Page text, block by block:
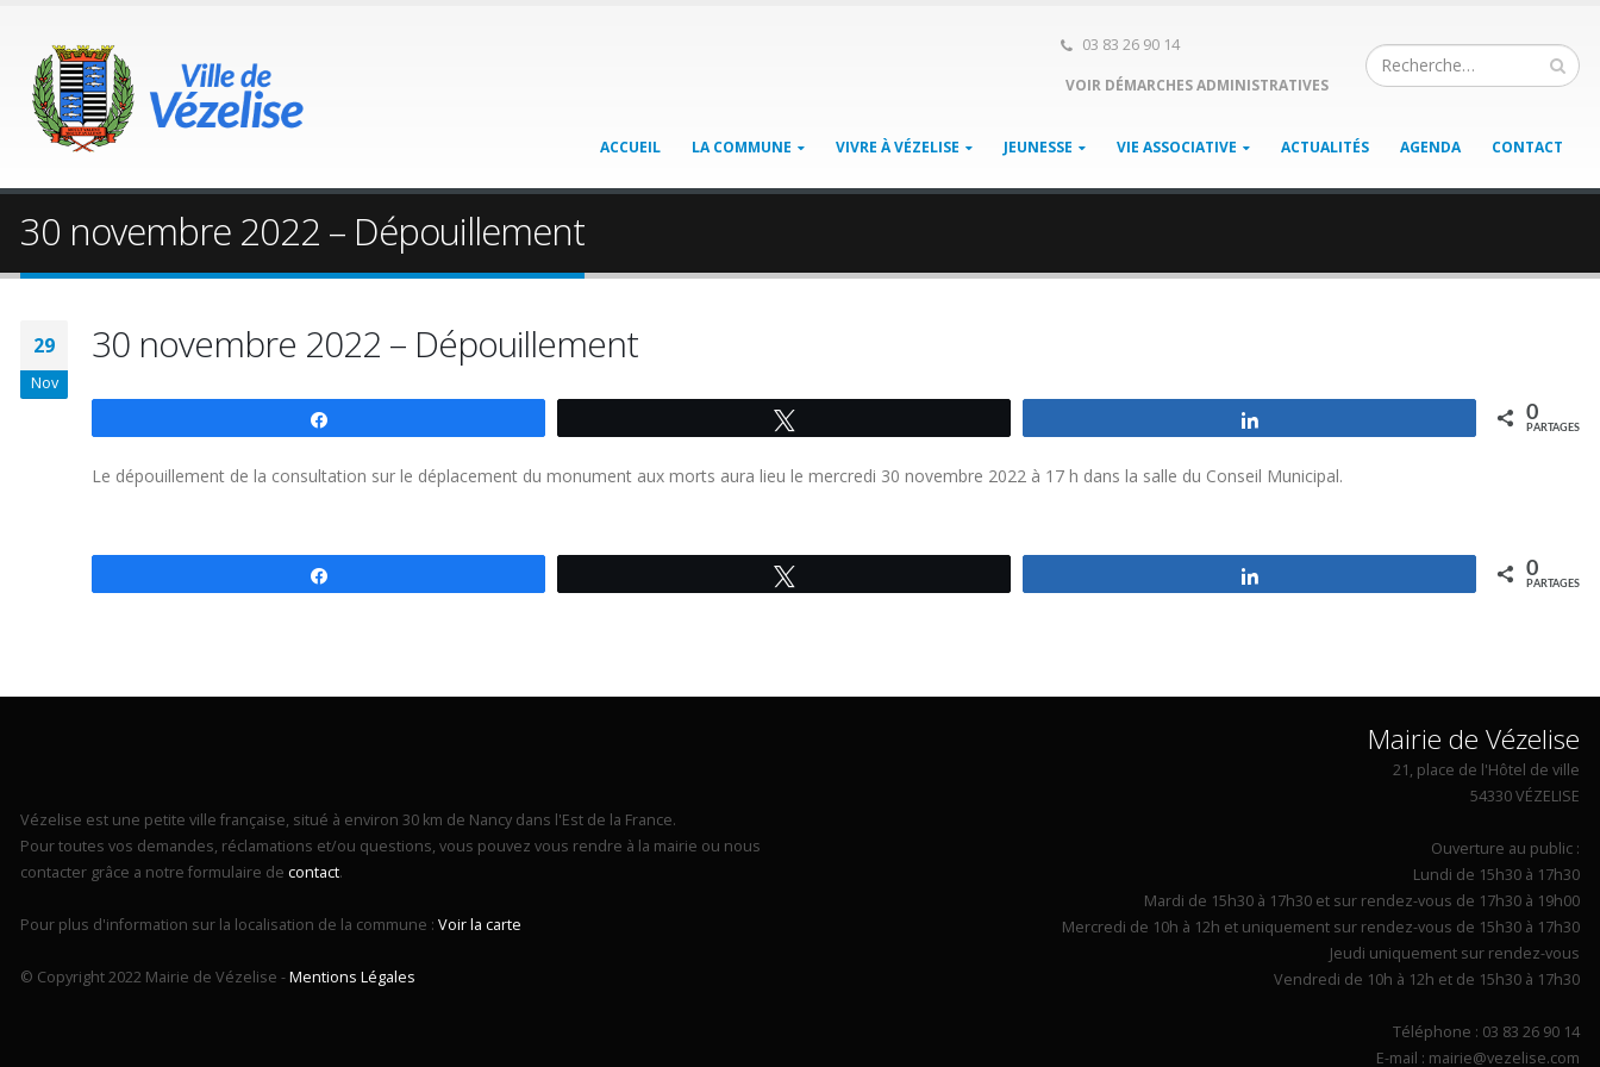
03 83 26 90 14
VOIR DÉMARCHES ADMINISTRATIVES
ACCUEIL LA COMMUNE VIVRE À VÉZELISE JEUNESSE VIE ASSOCIATIVE ACTUALITÉS AGENDA CONTACT
30 novembre 2022 – Dépouillement
29
Nov
30 novembre 2022 – Dépouillement
0
PARTAGES
Le dépouillement de la consultation sur le déplacement du monument aux morts aura lieu le mercredi 30 novembre 2022 à 17 h dans la salle du Conseil Municipal.
0
PARTAGES
Vézelise est une petite ville française, situé à environ 30 km de Nancy dans l'Est de la France.
Pour toutes vos demandes, réclamations et/ou questions, vous pouvez vous rendre à la mairie ou nous
contacter grâce a notre formulaire de contact.
Pour plus d'information sur la localisation de la commune : Voir la carte
© Copyright 2022 Mairie de Vézelise -Mentions Légales
Mairie de Vézelise
21, place de l'Hôtel de ville
54330 VÉZELISE
Ouverture au public :
Lundi de 15h30 à 17h30
Mardi de 15h30 à 17h30 et sur rendez-vous de 17h30 à 19h00
Mercredi de 10h à 12h et uniquement sur rendez-vous de 15h30 à 17h30
Jeudi uniquement sur rendez-vous
Vendredi de 10h à 12h et de 15h30 à 17h30
Téléphone : 03 83 26 90 14
E-mail : mairie@vezelise.com